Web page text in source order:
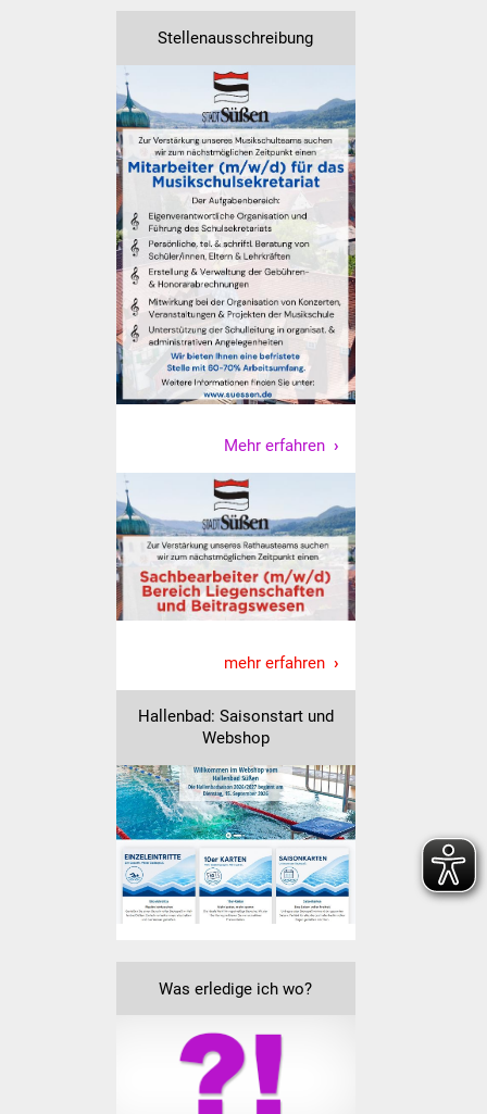
Stadtwerke
Suenergie
NETZMonitor
Gesundheit und Notfall
Ärzte und Apotheken
Pflege von Angehörigen
Hitzewarnung / UV-
Index
Abfall und Entsorgung
Kultur & Freizeit
Stadtfest
Ostermarkt
Einrichtungen
Hallenbad
Stadtbücherei
Zehntscheuer
Bürgerhaus
Kulturhalle
Stellenausschreibung
Mehr erfahren
mehr erfahren
Hallenbad: Saisonstart und
Webshop
Was erledige ich wo?